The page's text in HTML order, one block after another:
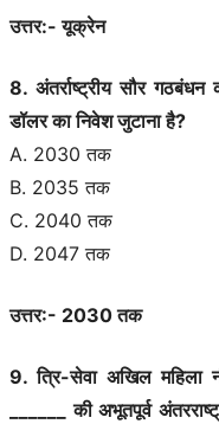
उत्तर:- यूक्रेन
8. अंतर्राष्ट्रीय सौर गठबंधन
डॉलर का निवेश जुटाना है?
A. 2030 तक
B. 2035 तक
C. 2040 तक
D. 2047 तक
उत्तर:- 2030 तक
9. त्रि-सेवा अखिल
______ की अभूतपूर्व